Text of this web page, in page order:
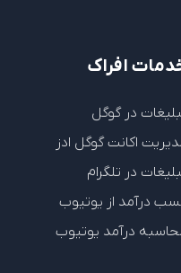
افراک
در گوگل
اکانت گوگل ادز
در تلگرام
درآمد از یوتیوب
درآمد یوتیوب